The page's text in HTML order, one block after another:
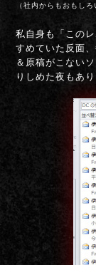
（社内からもおもし
私自身も「この
すめていた反面
＆原稿がこない
りしめた夜もあ